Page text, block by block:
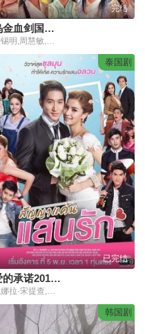
完结
乌金血剑国语版
泰国剧
已完结
爱的承诺2019国语版
韩国剧